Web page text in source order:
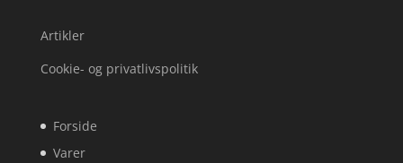
Artikler
Cookie- og privatlivspolitik
Forside
Varer